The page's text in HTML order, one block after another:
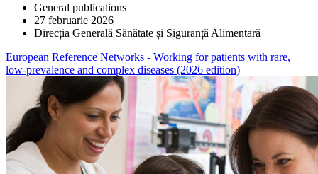
General publications
27 februarie 2026
Direcția Generală Sănătate și Siguranță Alimentară
European Reference Networks - Working for patients with rare,
low-prevalence and complex diseases (2026 edition)